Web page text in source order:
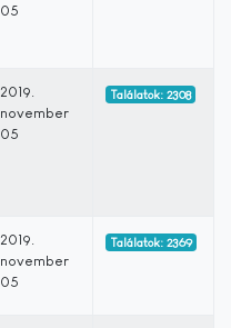
05
2019.
november
05
Találatok: 2308
2019.
november
05
Találatok: 2369